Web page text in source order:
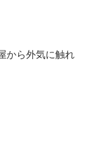
から外気に触れ